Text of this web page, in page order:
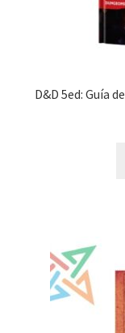
D&D 5ed: Guía